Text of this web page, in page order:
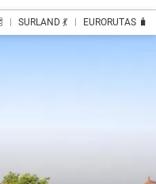
SURLAND 💃 EURORUTAS 🧳